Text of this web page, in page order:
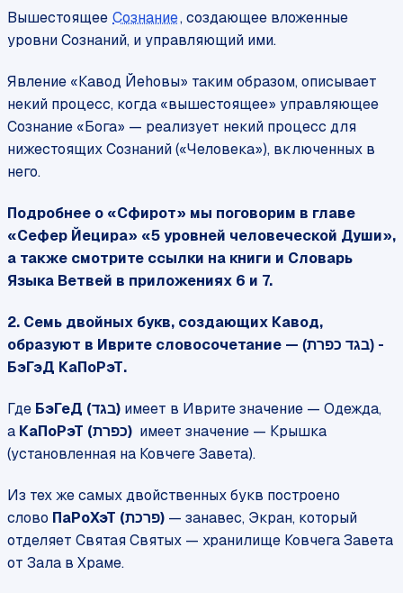
Вышестоящее Сознание, создающее вложенные
уровни Сознаний, и управляющий ими.
Явление «Кавод Йеhовы» таким образом, описывает
некий процесс, когда «вышестоящее» управляющее
Сознание «Бога» — реализует некий процесс для
нижестоящих Сознаний («Человека»), включенных в
него.
Подробнее о «Сфирот» мы поговорим в главе
«Сефер Йецира» «5 уровней человеческой Души»,
а также смотрите ссылки на книги и Словарь
Языка Ветвей в приложениях 6 и 7.
2. Семь двойных букв, создающих Кавод,
образуют в Иврите словосочетание — (בגד כפרת) -
БэГэД КаПоРэТ.
Где БэГеД (בגד) имеет в Иврите значение — Одежда,
а КаПоРэТ (כפרת) имеет значение — Крышка
(установленная на Ковчеге Завета).
Из тех же самых двойственных букв построено
слово ПаРоХэТ (פרכת) — занавес, Экран, который
отделяет Святая Святых — хранилище Ковчега Завета
от Зала в Храме.